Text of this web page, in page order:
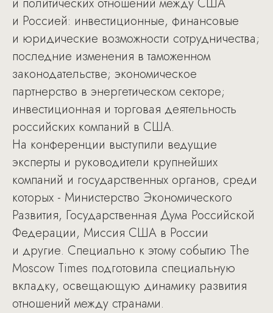
и Россией: инвестиционные, финансовые
и юридические возможности сотрудничества;
последние изменения в таможенном
законодательстве; экономическое
партнерство в энергетическом секторе;
инвестиционная и торговая деятельность
российских компаний в США.
На конференции выступили ведущие
эксперты и руководители крупнейших
компаний и государственных органов, среди
которых - Министерство Экономического
Развития, Государственная Дума Российской
Федерации, Миссия США в России
и другие. Специально к этому событию The
Moscow Times подготовила специальную
вкладку, освещающую динамику развития
отношений между странами.